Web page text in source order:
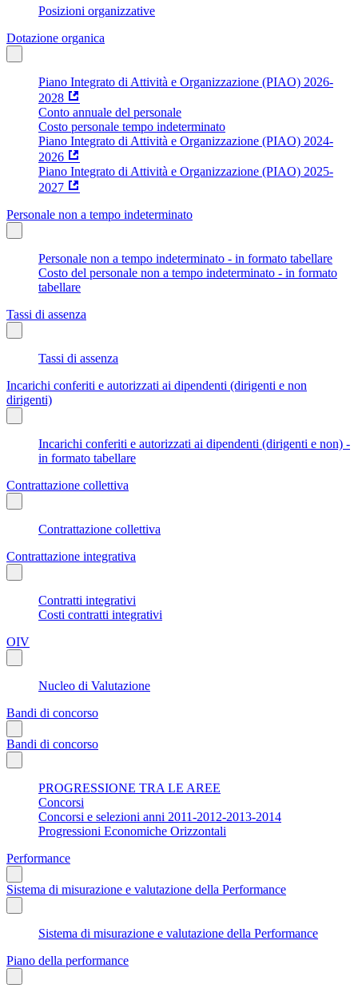
Posizioni organizzative
Dotazione organica
Piano Integrato di Attività e Organizzazione (PIAO) 2026-
2028
Conto annuale del personale
Costo personale tempo indeterminato
Piano Integrato di Attività e Organizzazione (PIAO) 2024-
2026
Piano Integrato di Attività e Organizzazione (PIAO) 2025-
2027
Personale non a tempo indeterminato
Personale non a tempo indeterminato - in formato tabellare
Costo del personale non a tempo indeterminato - in formato
tabellare
Tassi di assenza
Tassi di assenza
Incarichi conferiti e autorizzati ai dipendenti (dirigenti e non
dirigenti)
Incarichi conferiti e autorizzati ai dipendenti (dirigenti e non) -
in formato tabellare
Contrattazione collettiva
Contrattazione collettiva
Contrattazione integrativa
Contratti integrativi
Costi contratti integrativi
OIV
Nucleo di Valutazione
Bandi di concorso
Bandi di concorso
PROGRESSIONE TRA LE AREE
Concorsi
Concorsi e selezioni anni 2011-2012-2013-2014
Progressioni Economiche Orizzontali
Performance
Sistema di misurazione e valutazione della Performance
Sistema di misurazione e valutazione della Performance
Piano della performance